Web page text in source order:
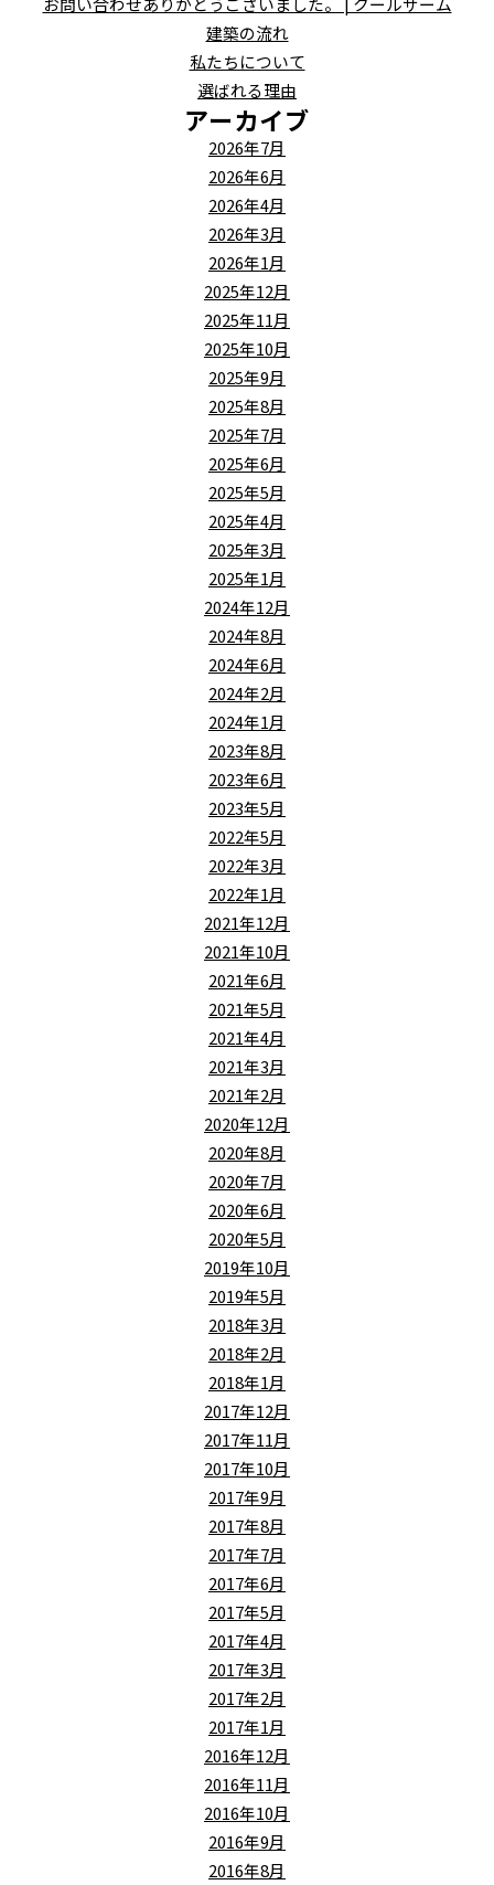
建築の流れ
私たちについて
選ばれる理由
アーカイブ
2026年7月
2026年6月
2026年4月
2026年3月
2026年1月
2025年12月
2025年11月
2025年10月
2025年9月
2025年8月
2025年7月
2025年6月
2025年5月
2025年4月
2025年3月
2025年1月
2024年12月
2024年8月
2024年6月
2024年2月
2024年1月
2023年8月
2023年6月
2023年5月
2022年5月
2022年3月
2022年1月
2021年12月
2021年10月
2021年6月
2021年5月
2021年4月
2021年3月
2021年2月
2020年12月
2020年8月
2020年7月
2020年6月
2020年5月
2019年10月
2019年5月
2018年3月
2018年2月
2018年1月
2017年12月
2017年11月
2017年10月
2017年9月
2017年8月
2017年7月
2017年6月
2017年5月
2017年4月
2017年3月
2017年2月
2017年1月
2016年12月
2016年11月
2016年10月
2016年9月
2016年8月